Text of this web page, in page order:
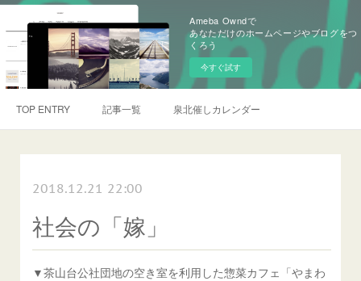
Ameba Owndで
あなただけのホームページやブログをつ
くろう
今すぐ試す
TOP ENTRY 記事一覧 泉北催しカレンダー
2018.12.21 22:00
社会の「嫁」
▼茶山台公社団地の空き室を利用した惣菜カフェ「やまわ